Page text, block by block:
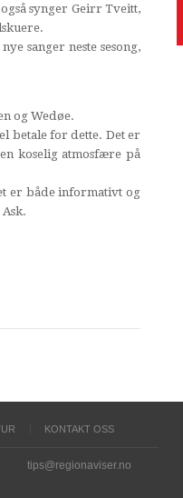
synger Geirr Tveitt,
sanger neste sesong,
og Wedøe.
betale for dette. Det er
koselig atmosfære på
er både informativt og
KONTAKT OSS
tips@regionaviser.no